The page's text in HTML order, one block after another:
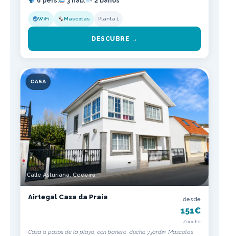
WiFi Mascotas Planta 1
DESCUBRE →
CASA
Calle Asturiana, Cedeira
Airtegal Casa da Praia desde
151€
/noche
Casa a pasos de la playa, con bañera, ducha y jardín. Mascotas